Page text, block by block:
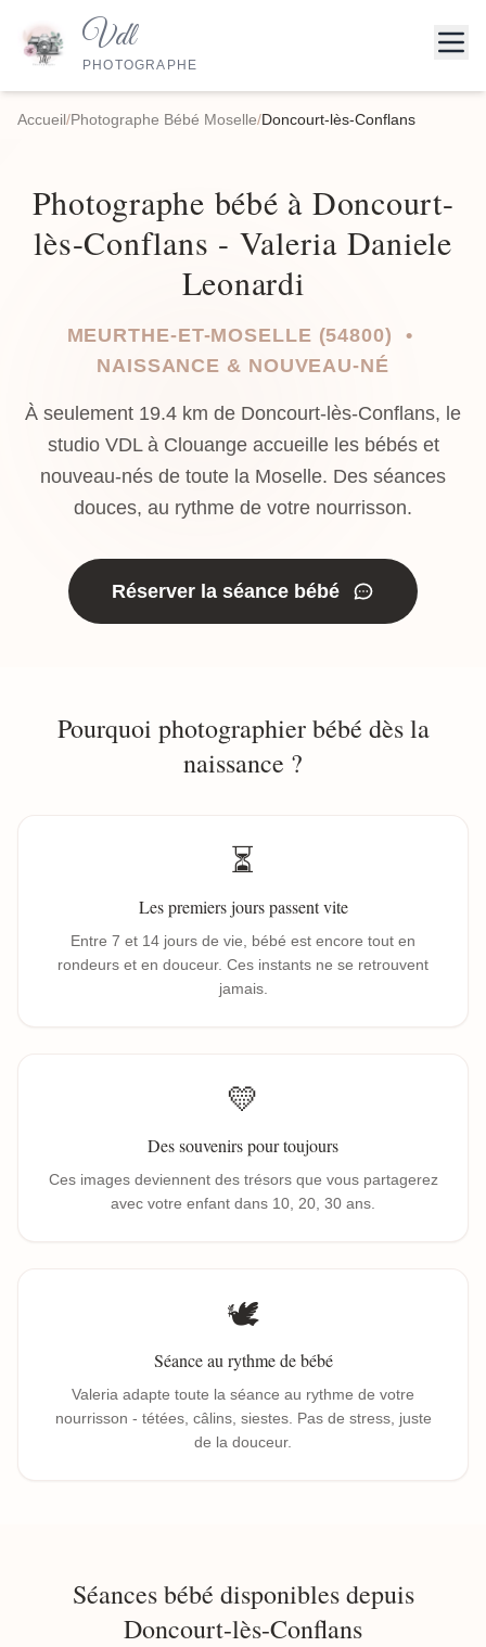
Vdl
PHOTOGRAPHE
Accueil/Photographe Bébé Moselle/Doncourt-lès-Conflans
Photographe bébé à Doncourt-
lès-Conflans - Valeria Daniele
Leonardi
MEURTHE-ET-MOSELLE (54800) •
NAISSANCE & NOUVEAU-NÉ
À seulement 19.4 km de Doncourt-lès-Conflans, le
studio VDL à Clouange accueille les bébés et
nouveau-nés de toute la Moselle. Des séances
douces, au rythme de votre nourrisson.
Réserver la séance bébé
Pourquoi photographier bébé dès la
naissance ?
⏳
Les premiers jours passent vite
Entre 7 et 14 jours de vie, bébé est encore tout en
rondeurs et en douceur. Ces instants ne se retrouvent
jamais.
💛
Des souvenirs pour toujours
Ces images deviennent des trésors que vous partagerez
avec votre enfant dans 10, 20, 30 ans.
🕊️
Séance au rythme de bébé
Valeria adapte toute la séance au rythme de votre
nourrisson - tétées, câlins, siestes. Pas de stress, juste
de la douceur.
Séances bébé disponibles depuis
Doncourt-lès-Conflans